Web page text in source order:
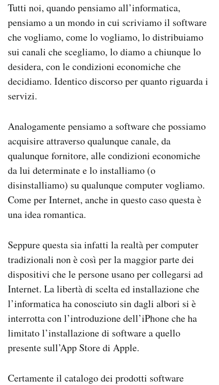
Tutti noi, quando pensiamo all’informatica,
pensiamo a un mondo in cui scriviamo il software
che vogliamo, come lo vogliamo, lo distribuiamo
sui canali che scegliamo, lo diamo a chiunque lo
desidera, con le condizioni economiche che
decidiamo. Identico discorso per quanto riguarda i
servizi.
Analogamente pensiamo a software che possiamo
acquisire attraverso qualunque canale, da
qualunque fornitore, alle condizioni economiche
da lui determinate e lo installiamo (o
disinstalliamo) su qualunque computer vogliamo.
Come per Internet, anche in questo caso questa è
una idea romantica.
Seppure questa sia infatti la realtà per computer
tradizionali non è così per la maggior parte dei
dispositivi che le persone usano per collegarsi ad
Internet. La libertà di scelta ed installazione che
l’informatica ha conosciuto sin dagli albori si è
interrotta con l’introduzione dell’iPhone che ha
limitato l’installazione di software a quello
presente sull’App Store di Apple.
Certamente il catalogo dei prodotti software